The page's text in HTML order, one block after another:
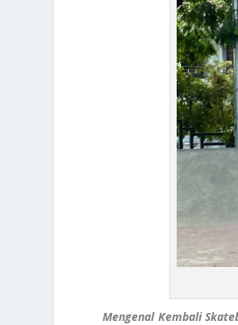
Mengenal Kembali